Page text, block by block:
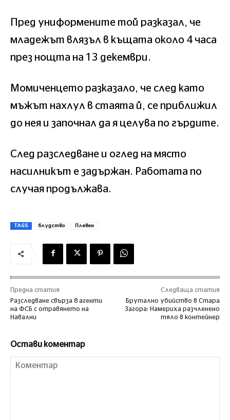
Пред униформените той разказал, че
младежът влязъл в къщата около 4 часа
през нощта на 13 декември.
Момиченцето разказало, че след като
мъжът нахлул в стаята й, се приближил
до нея и започнал да я целува по гърдите.
След разследване и оглед на място
насилникът е задържан. Работата по
случая продължава.
TAGS блудство Плевен
Предна статия
Разследване свърза 8 агенти
на ФСБ с отравянето на
Навални
Следваща статия
Брутално убийство в Стара
Загора: Намериха разчленено
тяло в контейнер
Остави коментар